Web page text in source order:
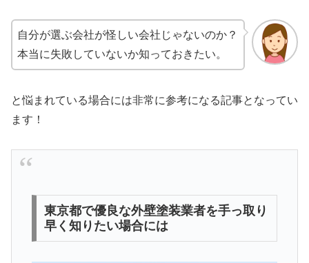
自分が選ぶ会社が怪しい会社じゃないのか？
本当に失敗していないか知っておきたい。
と悩まれている場合には非常に参考になる記事となってい
ます！
東京都で優良な外壁塗装業者を手っ取り
早く知りたい場合には